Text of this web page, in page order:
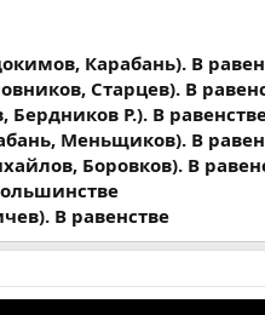
Карабань). В
Старцев). В
Бердников Р.). В
Меньщиков). В
Боровков). В
В равенстве